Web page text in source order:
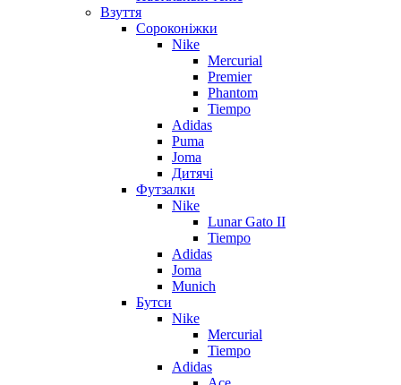
Взуття
Сороконіжки
Nike
Mercurial
Premier
Phantom
Tiempo
Adidas
Puma
Joma
Дитячі
Футзалки
Nike
Lunar Gato II
Tiempo
Adidas
Joma
Munich
Бутси
Nike
Mercurial
Tiempo
Adidas